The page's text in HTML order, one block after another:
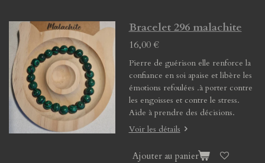
Bracelet 296 malachite
16,00 €
Pierre de guérison elle renforce la
confiance en soi apaise et libère les
émotions refoulées .à porter contre
les engoisses et contre le stress.
Aide à prendre des décisions.
Voir les détails
Ajouter au panier